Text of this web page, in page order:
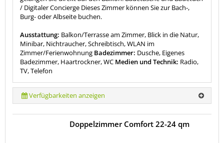
/ Digitaler Concierge Dieses Zimmer können Sie zur Bach-,
Burg- oder Albseite buchen.
Ausstattung: Balkon/Terrasse am Zimmer, Blick in die Natur,
Minibar, Nichtraucher, Schreibtisch, WLAN im
Zimmer/Ferienwohnung Badezimmer: Dusche, Eigenes
Badezimmer, Haartrockner, WC Medien und Technik: Radio,
TV, Telefon
Verfügbarkeiten anzeigen
Doppelzimmer Comfort 22-24 qm